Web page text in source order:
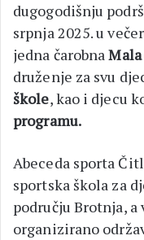
dugogodišnju
srpnja 2025. u
jedna čarobna
druženje za svu
škole, kao i djecu
programu.
Abeceda sporta
sportska škola za
području Brotnja,
organizirano